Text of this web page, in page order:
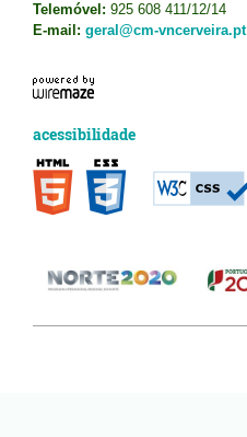
Telemóvel: 925 608 411/12/14
E-mail: geral@cm-vncerveira.pt
acessibilidade